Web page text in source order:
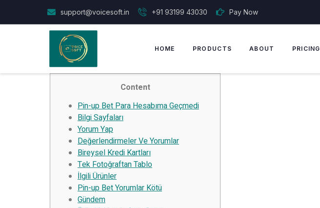
support@voicesoft.in +91 93199 43030 Pay Now
HOME PRODUCTS ABOUT PRICING
Content
Pin-up Bet Para Hesabıma Geçmedi
Bilgi Sayfaları
Yorum Yap
Değerlendirmeler Ve Yorumlar
Bireysel Kredi Kartları
Tek Fotoğraftan Tablo
İlgili Ürünler
Pin-up Bet Yorumlar Kötü
Gündem